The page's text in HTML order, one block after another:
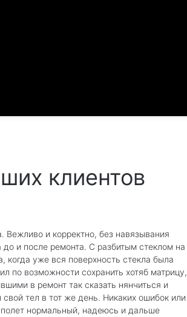
клиентов
Вежливо и корректно, без навязывания
и после ремонта. С разбитым стеклом на
когда уже вся поверхность стекла была
по возможности сохранить хотяб матрицу,
в ремонт так сказать нянчиться и
тел в тот же день. Никаких ошибок или
нормальный, надеюсь и дальше